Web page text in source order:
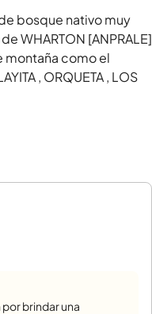
bosque nativo muy
WHARTON [ANPRALE]
montaña como el
, ORQUETA , LOS
brindar una